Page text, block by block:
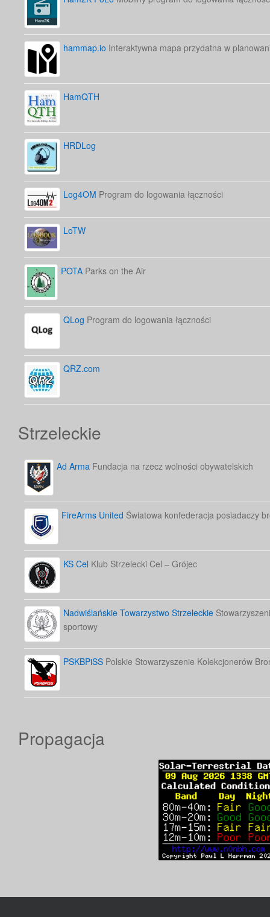
hammap.io Interaktywna mapa przydatna w
HamQTH
HRDLog
Log4OM Program do logowania łączności
LoTW
POTA Parks on the Air
QLog Program do logowania łączności
QRZ.com
Strzeleckie
Ad Arma Fundacja na rzecz wolności obywatelskich
FireArms United Światowa konfederacja posiadaczy
KS Cel Klub Strzelecki Cel – Grójec
Nadwiślańskie Towarzystwo Strzeleckie
sportowy
PSKBPiSS Polskie Stowarzyszenie Kolekcjonerów
Propagacja